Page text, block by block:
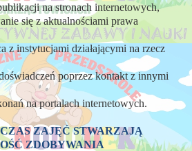
na stronach internetowych,
się z aktualnościami prawa
z instytucjami działającymi na rzecz
poprzez kontakt z innymi
na portalach internetowych.
ZAJĘĆ STWARZAJĄ
ZDOBYWANIA